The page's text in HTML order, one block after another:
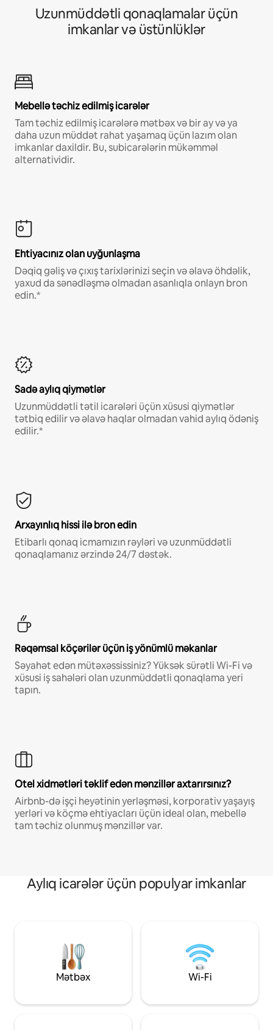
Uzunmüddətli qonaqlamalar üçün
imkanlar və üstünlüklər
Mebellə təchiz edilmiş icarələr
Tam təchiz edilmiş icarələrə mətbəx və bir ay və ya
daha uzun müddət rahat yaşamaq üçün lazım olan
imkanlar daxildir. Bu, subicarələrin mükəmməl
alternatividir.
Ehtiyacınız olan uyğunlaşma
Dəqiq gəliş və çıxış tarixlərinizi seçin və əlavə öhdəlik,
yaxud da sənədləşmə olmadan asanlıqla onlayn bron
edin.*
Sadə aylıq qiymətlər
Uzunmüddətli tətil icarələri üçün xüsusi qiymətlər
tətbiq edilir və əlavə haqlar olmadan vahid aylıq ödəniş
edilir.*
Arxayınlıq hissi ilə bron edin
Etibarlı qonaq icmamızın rəyləri və uzunmüddətli
qonaqlamanız ərzində 24/7 dəstək.
Rəqəmsal köçərilər üçün iş yönümlü məkanlar
Səyahət edən mütəxəssissiniz? Yüksək sürətli Wi-Fi və
xüsusi iş sahələri olan uzunmüddətli qonaqlama yeri
tapın.
Otel xidmətləri təklif edən mənzillər axtarırsınız?
Airbnb-də işçi heyətinin yerləşməsi, korporativ yaşayış
yerləri və köçmə ehtiyacları üçün ideal olan, mebellə
tam təchiz olunmuş mənzillər var.
Aylıq icarələr üçün populyar imkanlar
Mətbəx Wi-Fi